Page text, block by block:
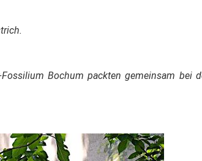
Bochum packten gemeinsam bei